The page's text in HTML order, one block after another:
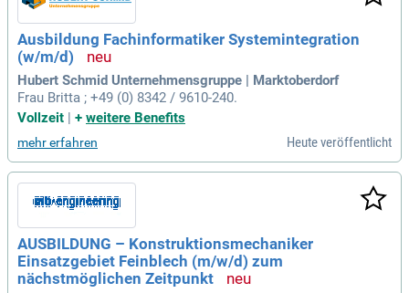
r 1.247 € und im dritten Jahr 1.507 €. Zu den Schwerpunkten
gehören die Organisation von Arbeitsabläufen, Netzwerkpla
nung und Datenschutzkonzepte. Für weitere Informationen k
ontaktieren Sie bitte Frau Britta unter +49 (0) 8342 / 9610-24
0.
Ausbildung Fachinformatiker Systemintegration
(w/m/d)
Hubert Schmid Unternehmensgruppe | Marktoberdorf
Frau Britta ; +49 (0) 8342 / 9610-240.
Vollzeit | + weitere Benefits
mehr erfahren Heute veröffentlicht
AUSBILDUNG – Konstruktionsmechaniker
Einsatzgebiet Feinblech (m/w/d) zum
nächstmöglichen Zeitpunkt